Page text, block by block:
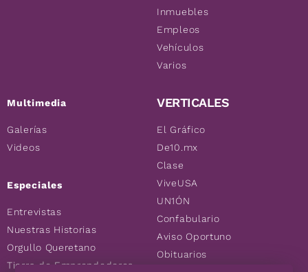
Multimedia
Galerías
Videos
Especiales
Entrevistas
Nuestras Historias
Orgullo Queretano
Tierra de Emprendedores
Inmuebles
Empleos
Vehículos
Varios
VERTICALES
El Gráfico
De10.mx
Clase
ViveUSA
UN1ÓN
Confabulario
Aviso Oportuno
Obituarios